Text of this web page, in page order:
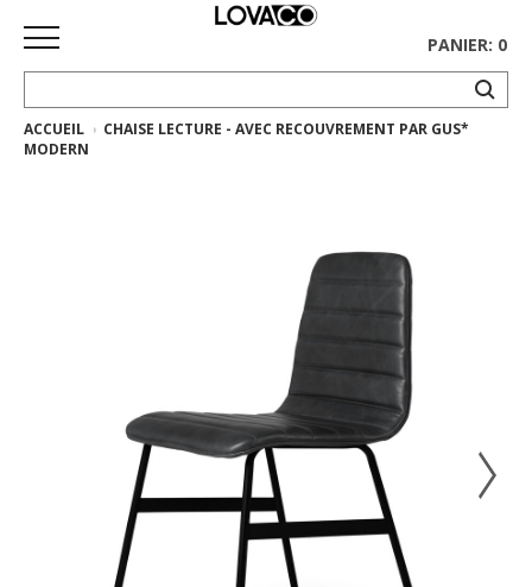
ACCUEIL
démonstrateurs
PANIER: 0
ACCUEIL
CHAISE LECTURE - AVEC RECOUVREMENT PAR GUS*
MODERN